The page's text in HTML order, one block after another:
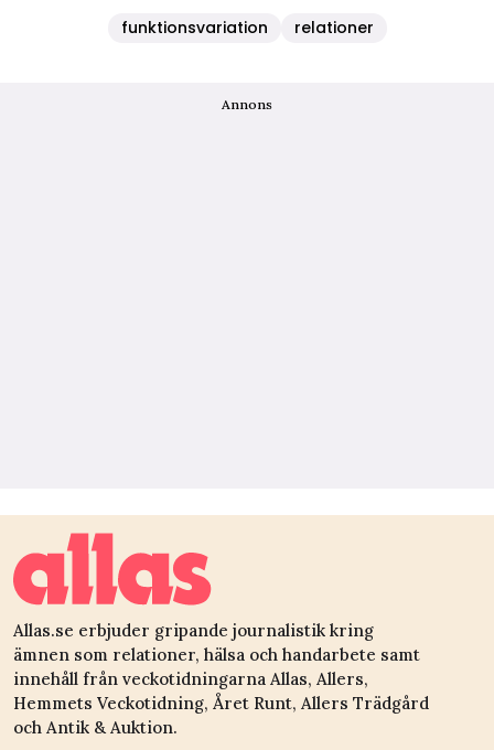
funktionsvariation relationer
Annons
Allas.se erbjuder gripande journalistik kring
ämnen som relationer, hälsa och handarbete samt
innehåll från veckotidningarna Allas, Allers,
Hemmets Veckotidning, Året Runt, Allers Trädgård
och Antik & Auktion.